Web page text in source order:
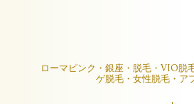
ローマピンク・銀座・脱毛・VIO脱
ゲ脱毛・女性脱毛・ア